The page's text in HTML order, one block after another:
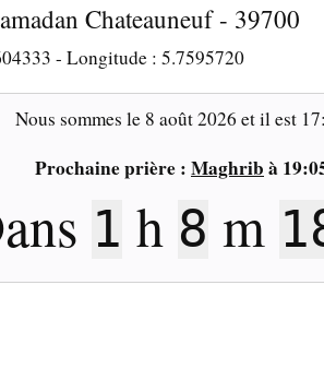
Chateauneuf - 39700
- Longitude : 5.7595720
Nous sommes le 8 août 2026 et il est
Prochaine prière : Maghrib à
1 h 8 m